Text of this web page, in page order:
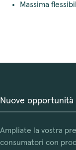
Massima
Nuove opportunità
Ampliate la vostra
consumatori con